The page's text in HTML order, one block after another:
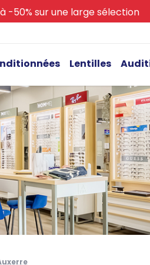
-50% sur une large sélection
Lentilles